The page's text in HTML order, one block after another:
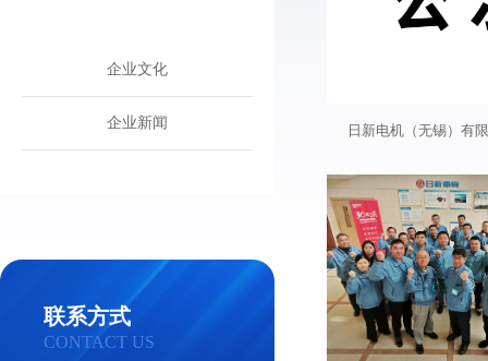
企业文化
企业新闻
联系方式
CONTACT US
日新电机（无锡）有